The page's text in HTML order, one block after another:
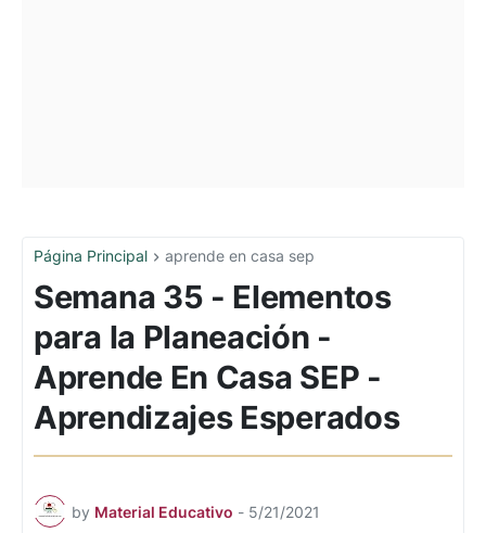
Página Principal aprende en casa sep
Semana 35 - Elementos
para la Planeación -
Aprende En Casa SEP -
Aprendizajes Esperados
by Material Educativo - 5/21/2021